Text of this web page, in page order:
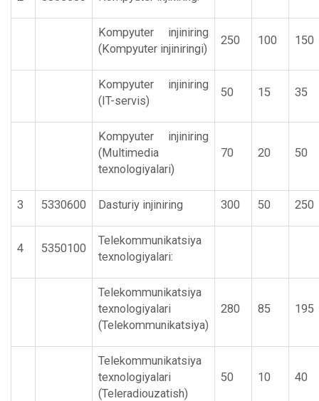
Kompyuter injiniring
(Kompyuter injiniringi)
250 100 150
Kompyuter injiniring
(IT-servis)
50 15 35
Kompyuter injiniring
(Multimedia
texnologiyalari)
70 20 50
3 5330600 Dasturiy injiniring 300 50 250
4 5350100
Telekommunikatsiya
texnologiyalari:
Telekommunikatsiya
texnologiyalari
(Telekommunikatsiya)
280 85 195
Telekommunikatsiya
texnologiyalari
(Teleradiouzatish)
50 10 40